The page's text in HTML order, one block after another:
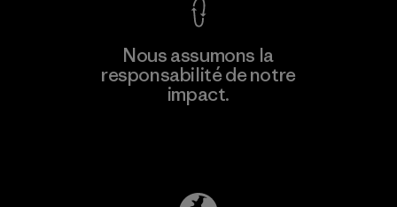
Nous assumons la
responsabilité de notre
impact.